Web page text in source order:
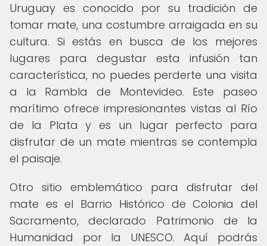
Uruguay es conocido por su tradición de
tomar mate, una costumbre arraigada en su
cultura. Si estás en busca de los mejores
lugares para degustar esta infusión tan
característica, no puedes perderte una visita
a la Rambla de Montevideo. Este paseo
marítimo ofrece impresionantes vistas al Río
de la Plata y es un lugar perfecto para
disfrutar de un mate mientras se contempla
el paisaje.
Otro sitio emblemático para disfrutar del
mate es el Barrio Histórico de Colonia del
Sacramento, declarado Patrimonio de la
Humanidad por la UNESCO. Aquí podrás